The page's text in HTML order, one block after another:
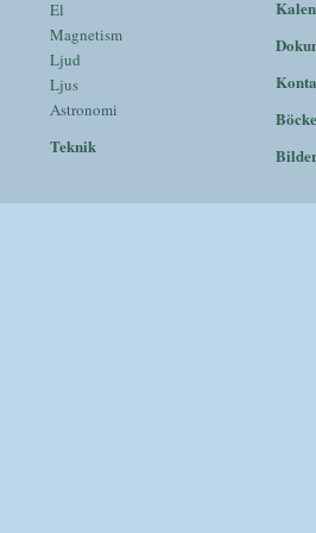
El
Magnetism
Ljud
Ljus
Astronomi
Teknik